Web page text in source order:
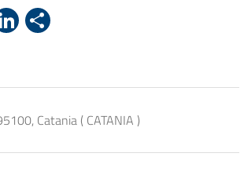
LinkedIn
Catania ( CATANIA )